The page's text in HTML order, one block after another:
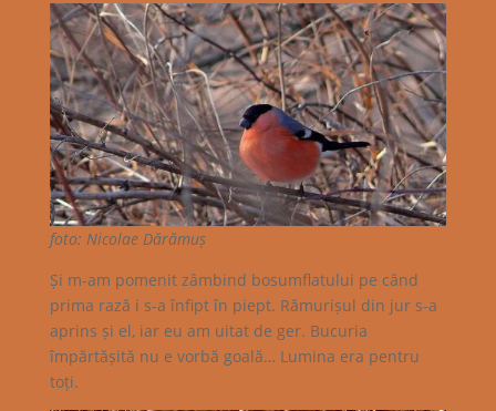
foto: Nicolae Dărămuș
Și m-am pomenit zâmbind bosumflatului pe când
prima rază i s-a înfipt în piept. Rămurișul din jur s-a
aprins și el, iar eu am uitat de ger. Bucuria
împărtășită nu e vorbă goală… Lumina era pentru
toți.